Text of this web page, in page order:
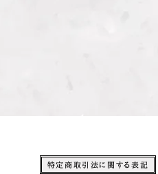
特定商取引法に関する表記